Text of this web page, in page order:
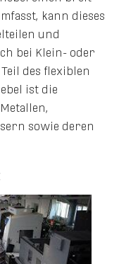
kann dieses
und
bei Klein- oder
des flexiblen
ist die
sowie deren